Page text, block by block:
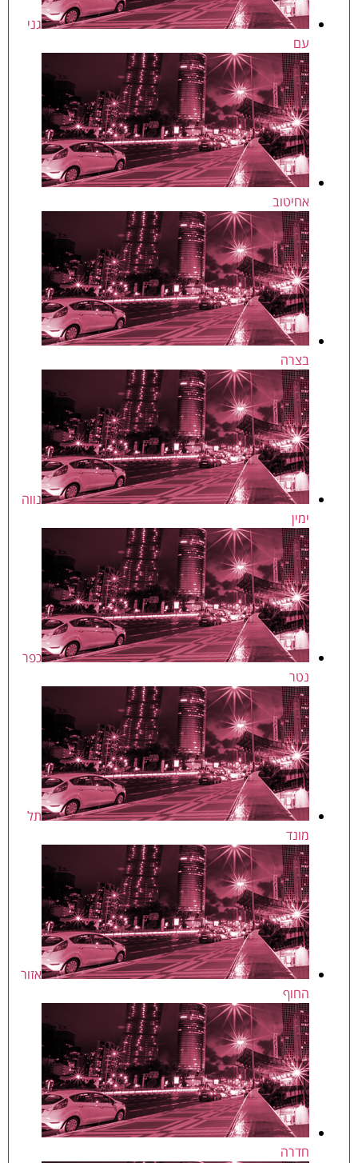
גני
עם
אחיטוב
בצרה
נווה
ימין
כפר
נטר
תל
מונד
אזור
החוף
חדרה